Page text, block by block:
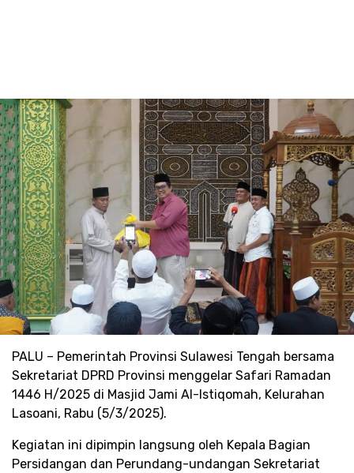
PALU – Pemerintah Provinsi Sulawesi Tengah bersama
Sekretariat DPRD Provinsi menggelar Safari Ramadan
1446 H/2025 di Masjid Jami Al-Istiqomah, Kelurahan
Lasoani, Rabu (5/3/2025).
Kegiatan ini dipimpin langsung oleh Kepala Bagian
Persidangan dan Perundang-undangan Sekretariat